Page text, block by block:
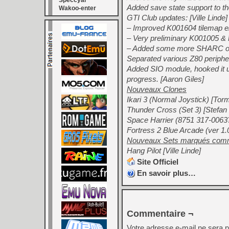
Wakoo-enter
Added save state support to
GTI Club updates: [Ville Linde]
– Improved K001604 tilemap
– Very preliminary K001005
– Added some more SHARC
Separated various Z80
Added SIO module, hooked it
progress. [Aaron Giles]
Nouveaux Clones
Ikari 3 (Normal Joystick)
Thunder Cross (Set 3) [Stefan
Space Harrier (8751 317-
Fortress 2 Blue Arcade (ver
Nouveaux Sets marqués
Hang Pilot [Ville Linde]
Site Officiel
En savoir plus…
Commentaire ¬